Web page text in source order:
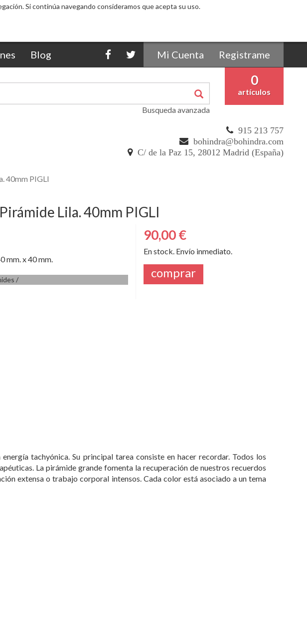
Si continúa navegando consideramos que acepta su uso.
Blog Mi Cuenta Registrame
0
artículos
Busqueda avanzada
915 213 757
bohindra@bohindra.com
C/ de la Paz 15, 28012 Madrid (España)
40mm PIGLI
Lila. 40mm PIGLI
mm. x 40 mm.
/
90,00 €
En stock. Envío inmediato.
comprar
tachyónica. Su principal tarea consiste en hacer recordar. Todos los
La pirámide grande fomenta la recuperación de nuestros recuerdos
extensa o trabajo corporal intensos. Cada color está asociado a un tema